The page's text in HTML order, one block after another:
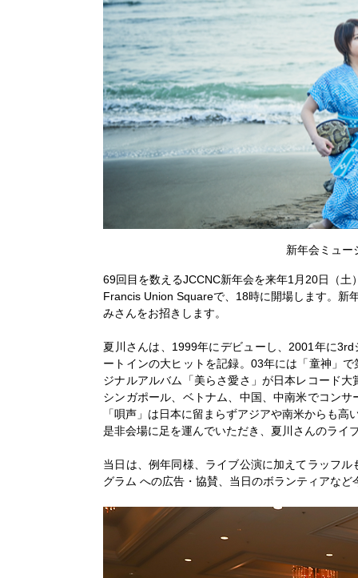
新年会ミュー
69回目を数えるJCCNC新年会を来年1月20日（
Francis Union Squareで、18時に開場します。新
みさんをお招きします。
夏川さんは、1999年にデビューし、2001年に
ートインの大ヒットを記録。03年には「童神」
ジナルアルバム「美らさ愛さ」が日本レコード
シンガポール、ベトナム、中国、中南米でコン
「唄声」は日本に留まらずアジアや南米からも高
是非会場に足を運んでいただき、夏川さんのライ
当日は、例年同様、ライブ公演に加えてラッフ
グラム への広告・協賛、当日のボランティアな